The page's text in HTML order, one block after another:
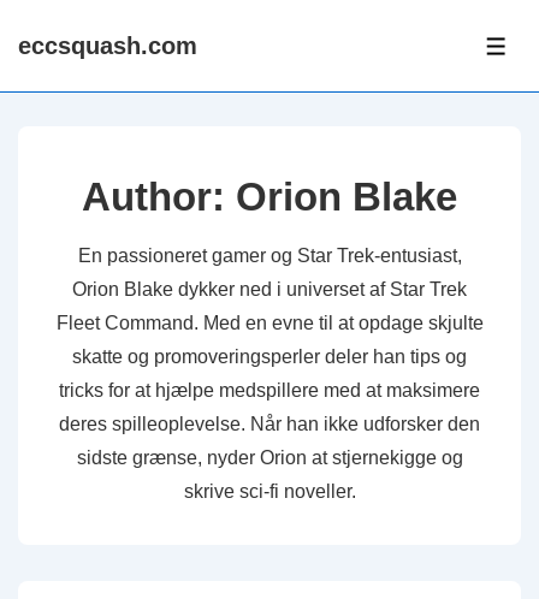
Skipeccsquash.com
Author: Orion Blake
En passioneret gamer og Star Trek-entusiast,
Orion Blake dykker ned i universet af Star Trek
Fleet Command. Med en evne til at opdage skjulte
skatte og promoveringsperler deler han tips og
tricks for at hjælpe medspillere med at maksimere
deres spilleoplevelse. Når han ikke udforsker den
sidste grænse, nyder Orion at stjernekigge og
skrive sci-fi noveller.